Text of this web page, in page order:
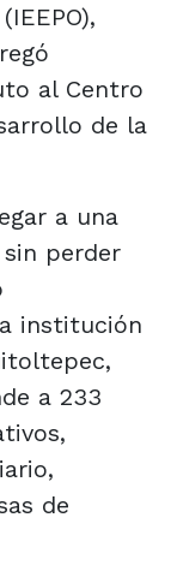
al Centro
de la
a una
perder
institución
a 233
de